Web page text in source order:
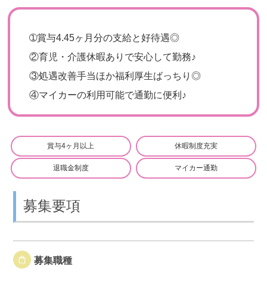
➀賞与4.45ヶ月分の支給と好待遇◎
②育児・介護休暇ありで安心して勤務♪
③処遇改善手当ほか福利厚生ばっちり◎
④マイカーの利用可能で通勤に便利♪
賞与4ヶ月以上 休暇制度充実
退職金制度 マイカー通勤
募集要項
募集職種